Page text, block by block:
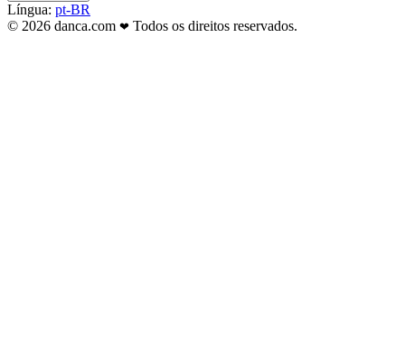
Língua: pt-BR
© 2026 danca.com ❤ Todos os direitos reservados.